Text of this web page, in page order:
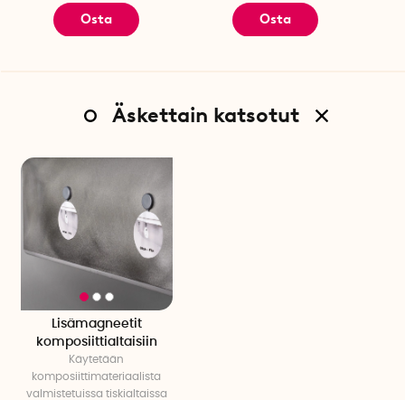
Osta Osta
Äskettain katsotut
Lisämagneetit
komposiittialtaisiin
Käytetään
komposiittimateriaalista
valmistetuissa tiskialtaissa